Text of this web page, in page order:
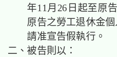
年11月26日起至原
原告之勞工退休金
請准宣告假執行。
二、被告則以：